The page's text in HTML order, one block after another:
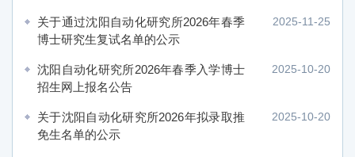
关于通过沈阳自动化研究所2026年春季
博士研究生复试名单的公示
2025-11-25
沈阳自动化研究所2026年春季入学博士
招生网上报名公告
2025-10-20
关于沈阳自动化研究所2026年拟录取推
免生名单的公示
2025-10-20